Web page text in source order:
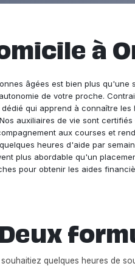
à
âgées est bien plus
de votre proche.
qui apprend à connaître
auxiliaires de vie sont
aux courses et
heures d'aide par
plus abordable qu'un
pour obtenir les aides
Deux
quelques heures de